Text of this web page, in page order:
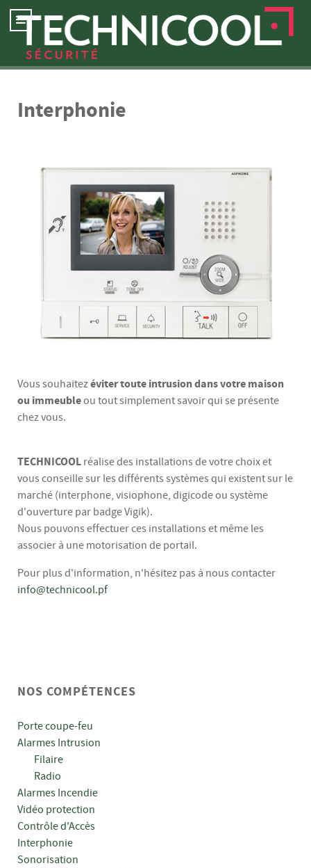
Interphonie
Vous souhaitezéviter toute intrusion dans votre maison
ou immeubleou tout simplement savoir qui se présente
chez vous.
TECHNICOOL réalise des installations de votre choix et
vous conseille sur les différents systèmes qui existent sur le
marché (interphone, visiophone, digicode ou système
d'ouverture par badge Vigik).
Nous pouvons effectuer ces installations et même les
associer à une motorisation de portail.
Pour plus d'information, n'hésitez pas à nous contacter
info@technicool.pf
NOS COMPÉTENCES
Porte coupe-feu
Alarmes Intrusion
Filaire
Radio
Alarmes Incendie
Vidéo protection
Contrôle d'Accès
Interphonie
Sonorisation